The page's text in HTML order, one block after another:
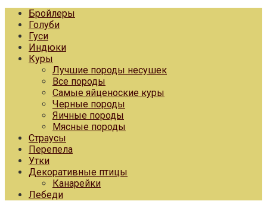
Бройлеры
Голуби
Гуси
Индюки
Куры
Лучшие породы несушек
Все породы
Самые яйценоские куры
Черные породы
Яичные породы
Мясные породы
Страусы
Перепела
Утки
Декоративные птицы
Канарейки
Лебеди